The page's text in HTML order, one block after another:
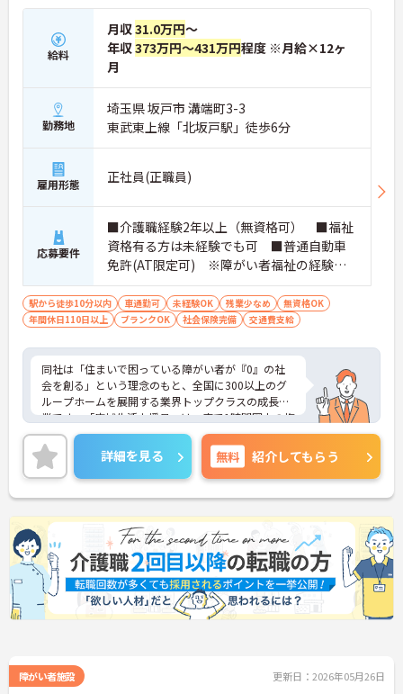
給料
月収31.0万円～
年収373万円～431万円程度 ※月給×12ヶ
月
勤務地
埼玉県 坂戸市 溝端町3-3
東武東上線「北坂戸駅」徒歩6分
雇用形態 正社員(正職員)
応募要件
■介護職経験2年以上（無資格可） ■福祉
資格有る方は未経験でも可 ■普通自動車
免許(AT限定可) ※障がい者福祉の経験は
不問です。※実務経験2年以上の方、障がい
者福祉に関する経験をお持ちの方大歓迎
駅から徒歩10分以内 車通勤可 未経験OK 残業少なめ
無資格OK
年間休日110日以上
ブランクOK 社会保険完備 交通費支給
同社は「住まいで困っている障がい者が『0』の社
会を創る」という理念のもと、全国に300以上のグ
ループホームを展開する業界トップクラスの成長企
業です。「広域生活支援員」は、車で1時間圏内の複
数施設を横断的に担当し、現場支援とパートスタッ
フのサポートを行うハイクラスなポジションです。
最新設備とバリアフリーが完備され、スタッフの身
体的負担が少なく、広域手当5万円が付与されるこ
とで高い給与水準を実現しています。年間休日114
日の確保や、献立・レシピの完全標準化による業務
効率化など、ワークライフバランスを保ちながら定
年70歳まで長期的に活躍できる制度が盤石に整って
います。複数施設を経験することで培われるマネジ
メント視点は、将来的なエリアマネージャーへのキ
ャリアアップにも直結しており、最新の環境で専門
性を発揮したいプロフェッショナルの方にお勧めで
・広域支援員として複数のホームを巡るため、各ホ
詳細を見る 無料 紹介してもらう
障がい者施設 更新日：2026年05月26日